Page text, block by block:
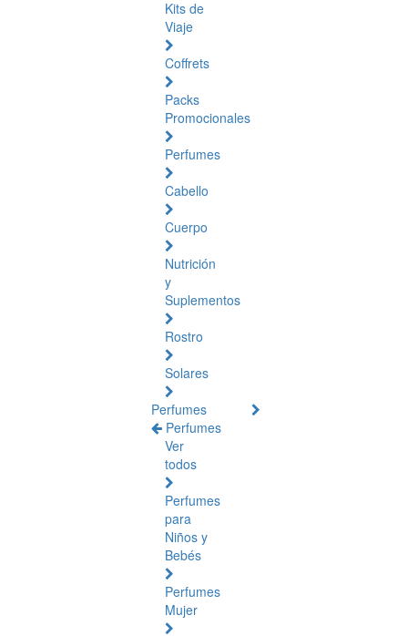
Kits de
Viaje
Coffrets
Packs
Promocionales
Perfumes
Cabello
Cuerpo
Nutrición
y
Suplementos
Rostro
Solares
Perfumes
Perfumes
Ver
todos
Perfumes
para
Niños y
Bebés
Perfumes
Mujer